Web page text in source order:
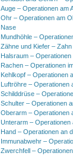
Auge – Operationen am
Ohr – Operationen am
Nase
Mundhöhle –
Zähne und Kiefer –
Halsraum – Operationen
Rachen – Operationen
Kehlkopf – Operationen
Luftröhre – Operationen
Schilddrüse –
Schulter – Operationen
Oberarm – Operationen
Unterarm – Operationen
Hand – Operationen an
Immunabwehr –
Zwerchfell –